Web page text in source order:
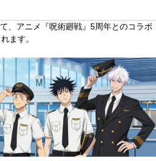
、アニメ『呪術廻戦』5周年とのコラボ
ます。